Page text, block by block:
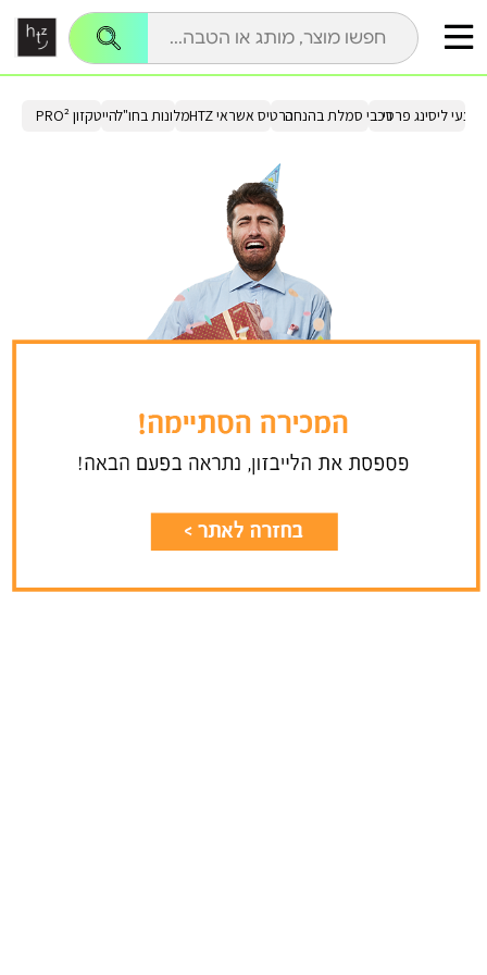
הייטקזון PRO²מלונות בחו"ל כרטיס אשראי HTZ ליסינג פרטירכבי סמלת בהנחה